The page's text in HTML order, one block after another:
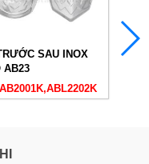
SAU INOX
AB23
AB2001K,ABL2202K
MẶT